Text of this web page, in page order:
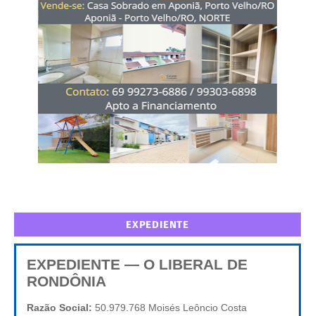
EXPEDIENTE
EXPEDIENTE — O LIBERAL DE
RONDÔNIA
Razão Social: 50.979.768 Moisés Leôncio Costa